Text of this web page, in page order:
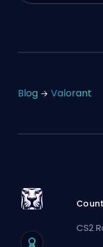
Blog Valorant
CS2